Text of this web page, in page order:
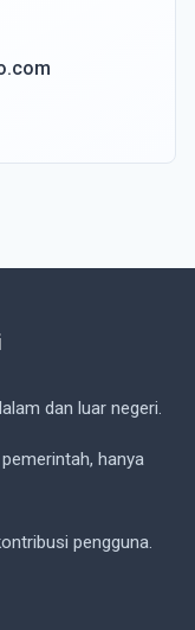
dan luar negeri.
hanya
pengguna.